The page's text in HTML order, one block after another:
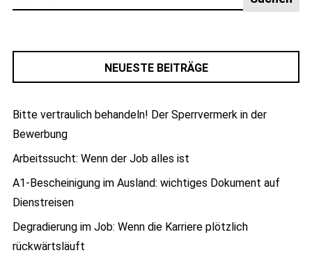
nach:
NEUESTE BEITRÄGE
Bitte vertraulich behandeln! Der Sperrvermerk in der
Bewerbung
Arbeitssucht: Wenn der Job alles ist
A1-Bescheinigung im Ausland: wichtiges Dokument auf
Dienstreisen
Degradierung im Job: Wenn die Karriere plötzlich
rückwärtsläuft